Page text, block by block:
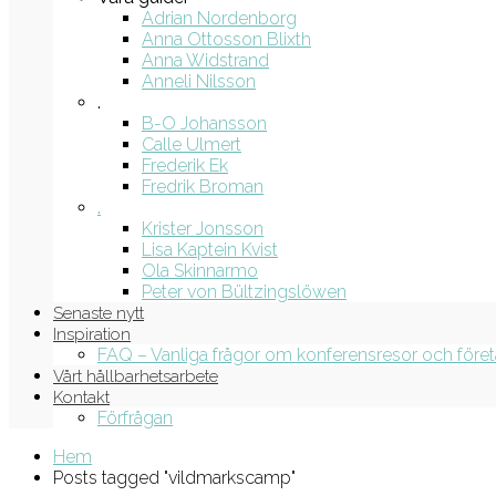
Adrian Nordenborg
Anna Ottosson Blixth
Anna Widstrand
Anneli Nilsson
.
B-O Johansson
Calle Ulmert
Frederik Ek
Fredrik Broman
.
Krister Jonsson
Lisa Kaptein Kvist
Ola Skinnarmo
Peter von Bültzingslöwen
Senaste nytt
Inspiration
FAQ – Vanliga frågor om konferensresor och
Vårt hållbarhetsarbete
Kontakt
Förfrågan
Hem
Posts tagged "vildmarkscamp"